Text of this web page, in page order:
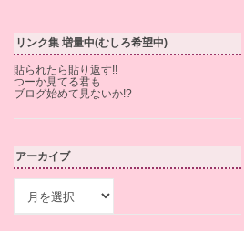
リンク集 増量中(むしろ希望中)
貼られたら貼り返す!!
つーか見てる君も
ブログ始めて見ないか!?
アーカイブ